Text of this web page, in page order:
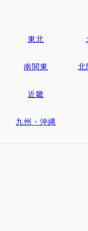
東北
南関東 北
近畿
九州・沖縄